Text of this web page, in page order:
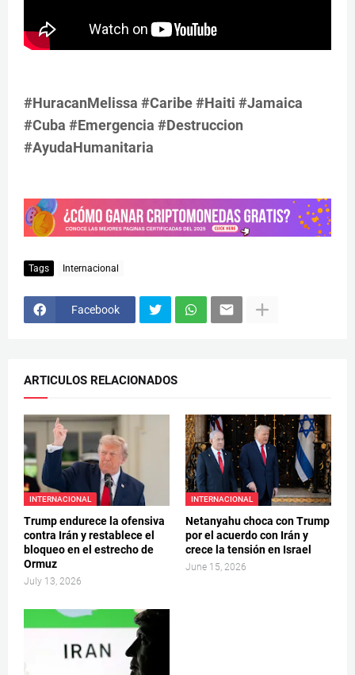
#HuracanMelissa #Caribe #Haiti #Jamaica
#Cuba #Emergencia #Destruccion
#AyudaHumanitaria
Tags Internacional
Facebook
ARTICULOS RELACIONADOS
INTERNACIONAL
Trump endurece la ofensiva
contra Irán y restablece el
bloqueo en el estrecho de
Ormuz
July 13, 2026
INTERNACIONAL
Netanyahu choca con Trump
por el acuerdo con Irán y
crece la tensión en Israel
June 15, 2026